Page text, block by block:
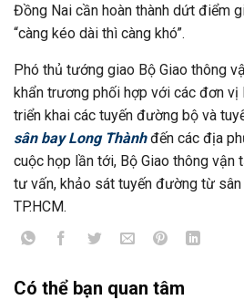
Đồng Nai cần hoàn thành dứt điểm
“càng kéo dài thì càng khó”.
Phó thủ tướng giao Bộ Giao thông
khẩn trương phối hợp với các đơn vị
triển khai các tuyến đường bộ và
sân bay Long Thànhđến các địa
cuộc họp lần tới, Bộ Giao thông vận
tư vấn, khảo sát tuyến đường từ sân
TP.HCM.
Có thể bạn quan tâm